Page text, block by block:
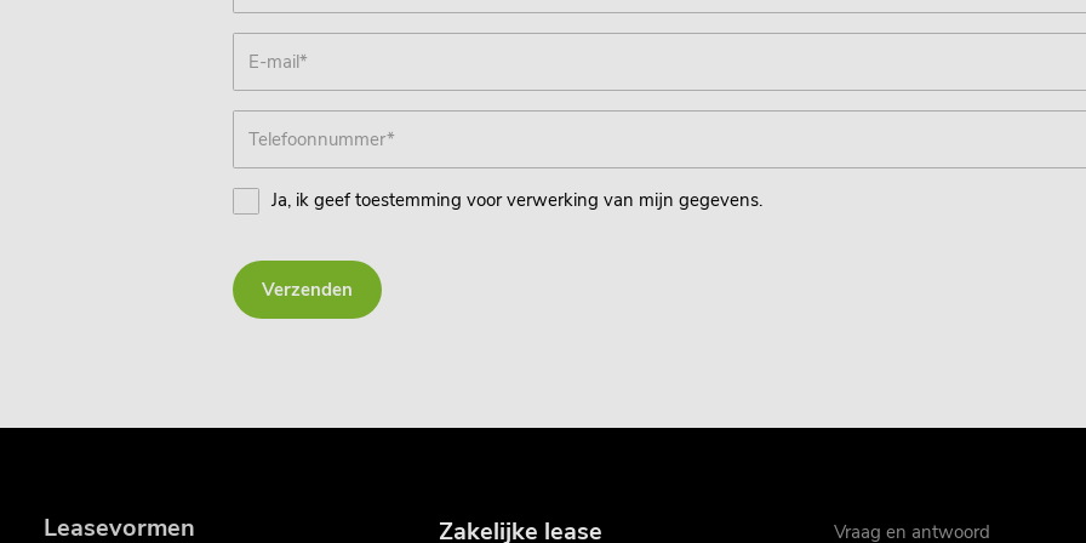
Ja, ik geef toestemming voor verwerking van mijn gegevens.
Verzenden
Leasevormen Zakelijke lease Vraag en antwoord